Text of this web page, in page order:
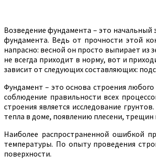
Возведение фундамента – это начальный
фундамента. Ведь от прочности этой
напрасно: весной он просто выпирает
не всегда приходит в норму, вот и
зависит от следующих составляющих:
Фундамент – это основа строения
соблюдение правильности всех
строения является исследование
тепла в доме, появлению плесени,
Наиболее распространенной ошибкой
температуры. По опыту проведения
поверхности.